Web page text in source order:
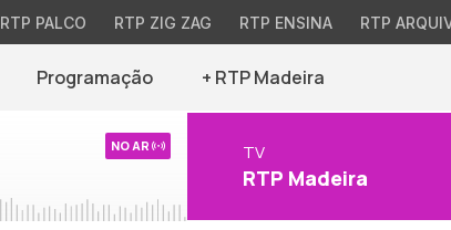
RTP PALCO RTP ZIG ZAG RTP ENSINA RTP
Programação + RTP Madeira
NO AR TV
RTP Madeira